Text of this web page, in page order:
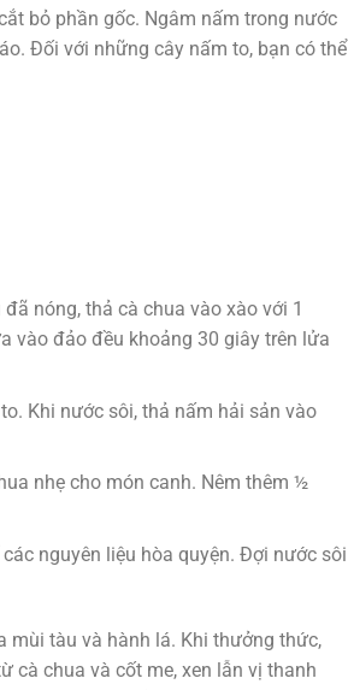
bỏ phần gốc. Ngâm nấm trong nước
Đối với những cây nấm to, bạn có thể
nóng, thả cà chua vào xào với 1
vào đảo đều khoảng 30 giây trên lửa
Khi nước sôi, thả nấm hải sản vào
nhẹ cho món canh. Nêm thêm ½
nguyên liệu hòa quyện. Đợi nước sôi
mùi tàu và hành lá. Khi thưởng thức,
cà chua và cốt me, xen lẫn vị thanh